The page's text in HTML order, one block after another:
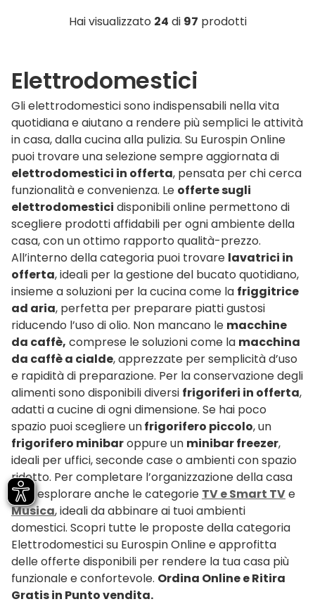
Hai visualizzato 24 di 97 prodotti
Elettrodomestici
Gli elettrodomestici sono indispensabili nella vita
quotidiana e aiutano a rendere più semplici le attività
in casa, dalla cucina alla pulizia. Su Eurospin Online
puoi trovare una selezione sempre aggiornata di
elettrodomestici in offerta, pensata per chi cerca
funzionalità e convenienza. Le offerte sugli
elettrodomestici disponibili online permettono di
scegliere prodotti affidabili per ogni ambiente della
casa, con un ottimo rapporto qualità-prezzo.
All’interno della categoria puoi trovare lavatrici in
offerta, ideali per la gestione del bucato quotidiano,
insieme a soluzioni per la cucina come la friggitrice
ad aria, perfetta per preparare piatti gustosi
riducendo l’uso di olio. Non mancano le macchine
da caffè, comprese le soluzioni come la macchina
da caffè a cialde, apprezzate per semplicità d’uso
e rapidità di preparazione. Per la conservazione degli
alimenti sono disponibili diversi frigoriferi in offerta,
adatti a cucine di ogni dimensione. Se hai poco
spazio puoi scegliere unfrigorifero piccolo, un
frigorifero minibaroppure un minibar freezer,
ideali per uffici, seconde case o ambienti con spazio
ridotto. Per completare l’organizzazione della casa
puoi esplorare anche le categorie TV e Smart TVe
Musica, ideali da abbinare ai tuoi ambienti
domestici. Scopri tutte le proposte della categoria
Elettrodomestici su Eurospin Online e approfitta
delle offerte disponibili per rendere la tua casa più
funzionale e confortevole. Ordina Online e Ritira
Gratis in Punto vendita.